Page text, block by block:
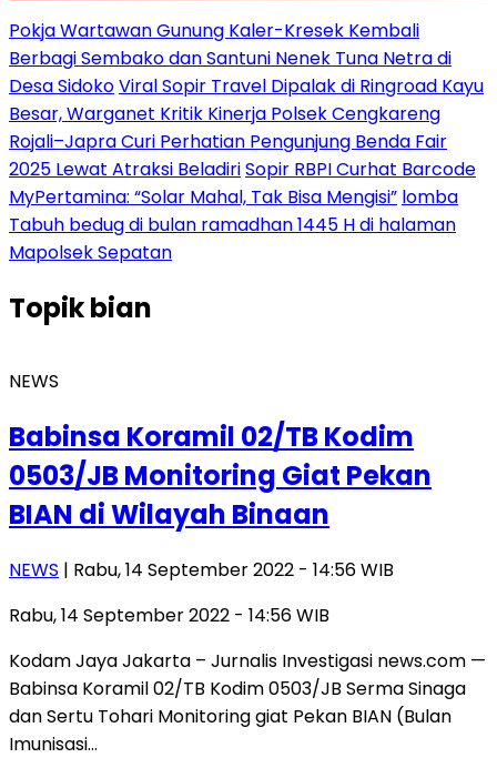
Pokja Wartawan Gunung Kaler-Kresek Kembali
Berbagi Sembako dan Santuni Nenek Tuna Netra di
Desa SidokoViral Sopir Travel Dipalak di Ringroad Kayu
Besar, Warganet Kritik Kinerja Polsek Cengkareng
Rojali–Japra Curi Perhatian Pengunjung Benda Fair
2025 Lewat Atraksi BeladiriSopir RBPI Curhat Barcode
MyPertamina: “Solar Mahal, Tak Bisa Mengisi” lomba
Tabuh bedug di bulan ramadhan 1445 H di halaman
Mapolsek Sepatan
Topikbian
NEWS
Babinsa Koramil 02/TB Kodim
0503/JB Monitoring Giat Pekan
BIAN di Wilayah Binaan
NEWS | Rabu, 14 September 2022 - 14:56 WIB
Rabu, 14 September 2022 - 14:56 WIB
Kodam Jaya Jakarta – Jurnalis Investigasi news.com —
Babinsa Koramil 02/TB Kodim 0503/JB Serma Sinaga
dan Sertu Tohari Monitoring giat Pekan BIAN (Bulan
Imunisasi…